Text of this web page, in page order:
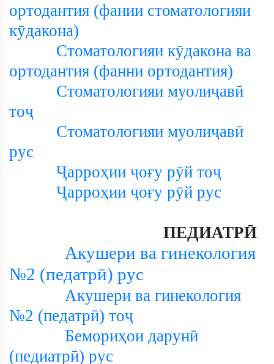
ортодантия (фании стоматологияи
кӯдакона)
Стоматологияи кӯдакона ва
ортодантия (фанни ортодантия)
Стоматологияи муолиҷавӣ
тоҷ
Стоматологияи муолиҷавӣ
рус
Ҷарроҳии ҷоғу рӯй тоҷ
Ҷарроҳии ҷоғу рӯй рус
ПЕДИАТРӢ
Акушери ва гинекология
№2 (педатрӣ) рус
Акушери ва гинекология
№2 (педатрӣ) тоҷ
Бемориҳои дарунӣ
(педиатрӣ) рус